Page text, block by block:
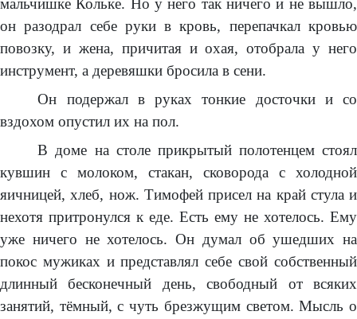
мальчишке Кольке. Но у него так ничего и не вышло,
он разодрал себе руки в кровь, перепачкал кровью
повозку, и жена, причитая и охая, отобрала у него
инструмент, а деревяшки бросила в сени.
Он подержал в руках тонкие досточки и со
вздохом опустил их на пол.
В доме на столе прикрытый полотенцем стоял
кувшин с молоком, стакан, сковорода с холодной
яичницей, хлеб, нож. Тимофей присел на край стула и
нехотя притронулся к еде. Есть ему не хотелось. Ему
уже ничего не хотелось. Он думал об ушедших на
покос мужиках и представлял себе свой собственный
длинный бесконечный день, свободный от всяких
занятий, тёмный, с чуть брезжущим светом. Мысль о